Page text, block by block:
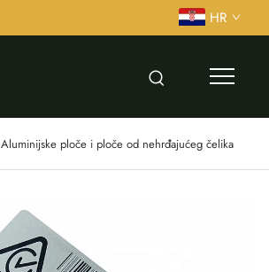
HR
Aluminijske ploče i ploče od nehrđajućeg čelika